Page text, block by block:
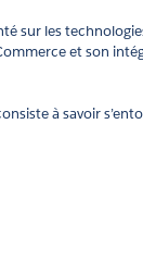
sur les
et son
à savoir